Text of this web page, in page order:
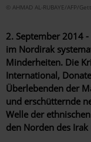
© AHMAD AL-RUBAYE/AFP/
2. September 2014
im Nordirak
Minderheiten. Die
International,
Überlebenden der
und erschütternde
Welle der
den Norden des